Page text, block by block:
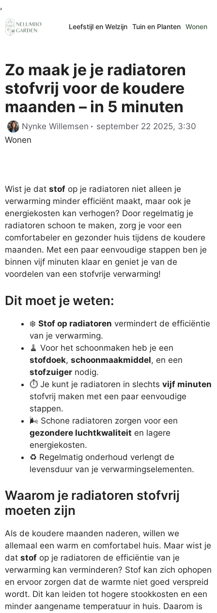
,
naar
de
Leefstijl en Welzijn Tuin en Planten Wonen
Zo maak je je radiatoren
stofvrij voor de koudere
maanden – in 5 minuten
Nynke Willemsen september 22 2025, 3:30
Wonen
Wist je dat stof op je radiatoren niet alleen je
verwarming minder efficiënt maakt, maar ook je
energiekosten kan verhogen? Door regelmatig je
radiatoren schoon te maken, zorg je voor een
comfortabeler en gezonder huis tijdens de koudere
maanden. Met een paar eenvoudige stappen ben je
binnen vijf minuten klaar en geniet je van de
voordelen van een stofvrije verwarming!
Dit moet je weten:
❄️ Stof op radiatoren vermindert de efficiëntie
van je verwarming.
🧹 Voor het schoonmaken heb je een
stofdoek, schoonmaakmiddel, en een
stofzuiger nodig.
⏱️ Je kunt je radiatoren in slechts vijf minuten
stofvrij maken met een paar eenvoudige
stappen.
🌬️ Schone radiatoren zorgen voor een
gezondere luchtkwaliteit en lagere
energiekosten.
♻️ Regelmatig onderhoud verlengt de
levensduur van je verwarmingselementen.
Waarom je radiatoren stofvrij
moeten zijn
Als de koudere maanden naderen, willen we
allemaal een warm en comfortabel huis. Maar wist je
dat stof op je radiatoren de efficiëntie van je
verwarming kan verminderen? Stof kan zich ophopen
en ervoor zorgen dat de warmte niet goed verspreid
wordt. Dit kan leiden tot hogere stookkosten en een
minder aangename temperatuur in huis. Daarom is